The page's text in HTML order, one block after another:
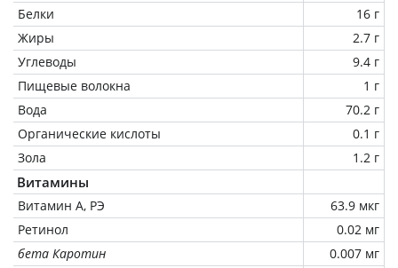
Белки
16 г
Жиры
2.7 г
Углеводы
9.4 г
Пищевые волокна
1 г
Вода
70.2 г
Органические кислоты
0.1 г
Зола
1.2 г
Витамины
Витамин А, РЭ
63.9 мкг
Ретинол
0.02 мг
бета Каротин
0.007 мг